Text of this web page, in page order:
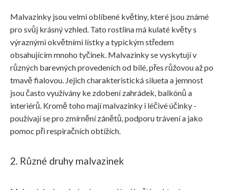
Malvazinky jsou velmi oblíbené květiny, které jsou známé
pro svůj krásný vzhled. Tato rostlina má kulaté květy s
výraznými okvětními lístky a typickým středem
obsahujícím mnoho tyčinek. Malvazinky se vyskytují v
různých barevných provedeních od bílé, přes růžovou až po
tmavě fialovou. Jejich charakteristická silueta a jemnost
jsou často využívány ke zdobení zahrádek, balkónů a
interiérů. Kromě toho mají malvazinky i léčivé účinky -
používají se pro zmírnění zánětů, podporu trávení a jako
pomoc při respiračních obtížích.
2. Různé druhy malvazinek